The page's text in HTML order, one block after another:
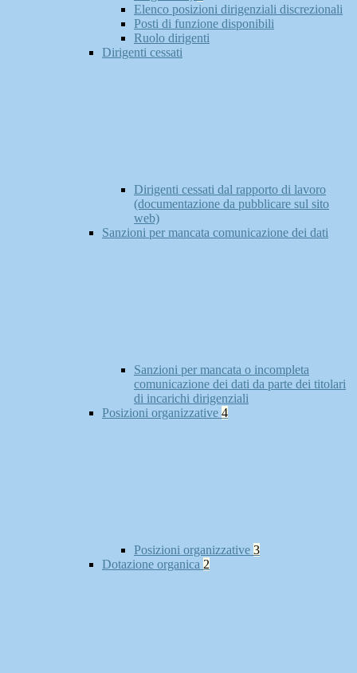
Elenco posizioni dirigenziali discrezionali
Posti di funzione disponibili
Ruolo dirigenti
Dirigenti cessati
Dirigenti cessati dal rapporto di lavoro
(documentazione da pubblicare sul sito
web)
Sanzioni per mancata comunicazione dei dati
Sanzioni per mancata o incompleta
comunicazione dei dati da parte dei titolari
di incarichi dirigenziali
Posizioni organizzative 4
Posizioni organizzative 3
Dotazione organica 2